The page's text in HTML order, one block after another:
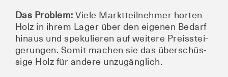
Das Pro­blem: Vie­le Markt­teil­neh­mer hor­ten
Holz in ihrem Lager über den eige­nen Bedarf
hin­aus und spe­ku­lie­ren auf wei­te­re Preis­stei­
ge­run­gen. Somit machen sie das über­schüs­
si­ge Holz für ande­re unzugänglich.